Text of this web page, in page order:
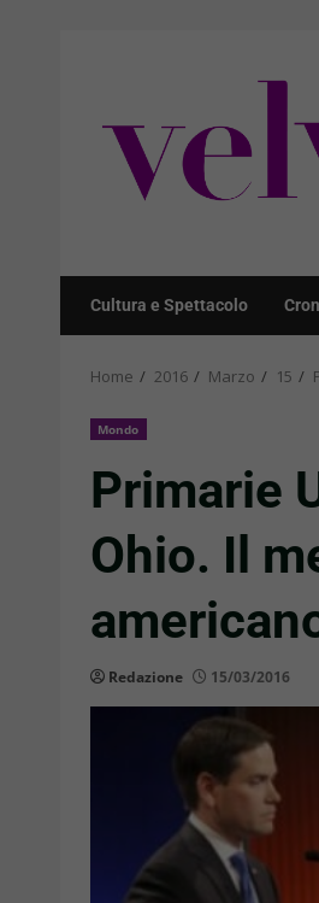
Cultura e Spettacolo
Home 2016 Marzo 15
Mondo
Primarie
Ohio. Il
Redazione 15/03/2016